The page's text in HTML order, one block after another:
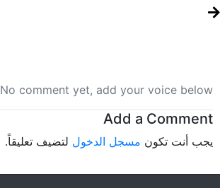
No comment yet, add your voice below!
Add a Comment
يجب أنت تكون مسجل الدخول لتضيف تعليقاً.